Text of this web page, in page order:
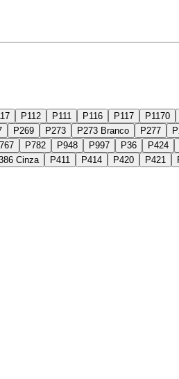
P112 P111 P116 P117 P1170
P269 P273 P273 Branco P277
P782 P948 P997 P36 P424
Cinza P411 P414 P420 P421